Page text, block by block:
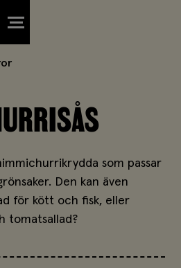
som passar
Den kan även
för kött och fisk, eller
tomatsallad?